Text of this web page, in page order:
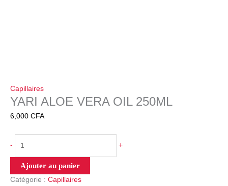
Capillaires
YARI ALOE VERA OIL 250ML
6,000 CFA
- +
Ajouter au panier
Catégorie : Capillaires